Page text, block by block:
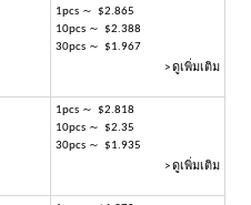
1pcs ～ $2.865
10pcs ～ $2.388
30pcs ～ $1.967
> ดูเพิ่มเติม
1pcs ～ $2.818
10pcs ～ $2.35
30pcs ～ $1.935
> ดูเพิ่มเติม